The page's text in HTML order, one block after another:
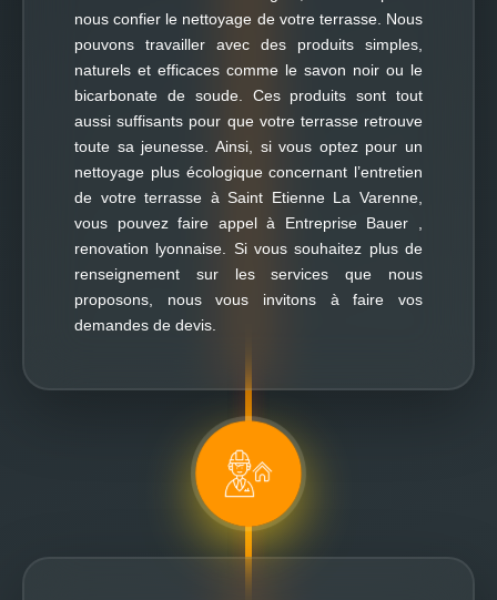
nous confier le nettoyage de votre terrasse. Nous
pouvons travailler avec des produits simples,
naturels et efficaces comme le savon noir ou le
bicarbonate de soude. Ces produits sont tout
aussi suffisants pour que votre terrasse retrouve
toute sa jeunesse. Ainsi, si vous optez pour un
nettoyage plus écologique concernant l’entretien
de votre terrasse à Saint Etienne La Varenne,
vous pouvez faire appel à Entreprise Bauer ,
renovation lyonnaise. Si vous souhaitez plus de
renseignement sur les services que nous
proposons, nous vous invitons à faire vos
demandes de devis.